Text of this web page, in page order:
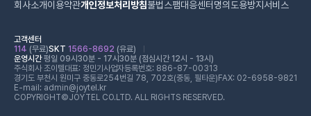
회사소개이용약관개인정보처리방침불법스팸대응센터 명의도용방지서비스
고객센터
114 (무료)SKT 1566-8692 (유료)
운영시간평일 09시30분 - 17시30분 (점심시간 12시 - 13시)
주식회사 조이텔대표: 정민기 사업자등록번호: 886-87-00313
경기도 부천시 원미구 중동로254번길 78, 702호(중동, 필타운) FAX: 02-6958-9821
E-mail: admin@joytel.kr
COPYRIGHT©JOYTEL CO.LTD. ALL RIGHTS RESERVED.